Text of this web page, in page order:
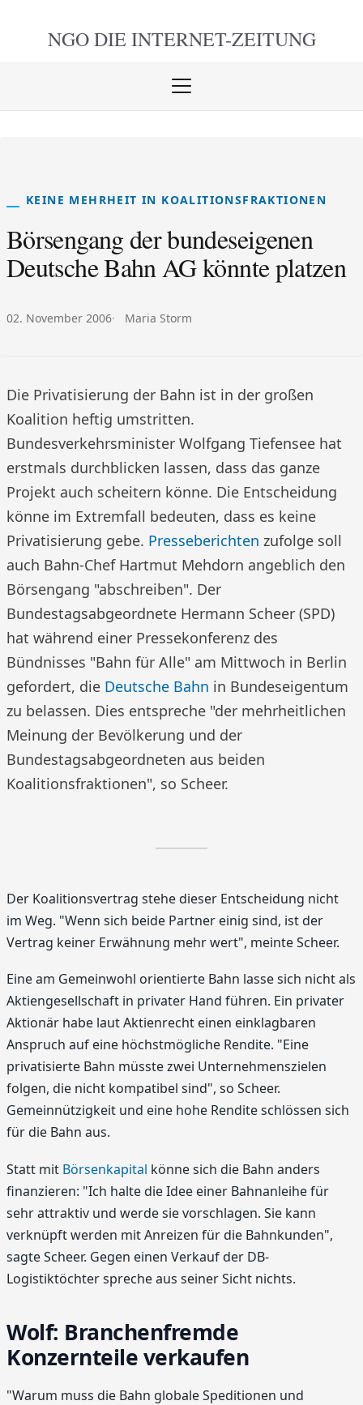
NGO DIE INTERNET-ZEITUNG
Menü
KEINE MEHRHEIT IN KOALITIONSFRAKTIONEN
Börsengang der bundeseigenen
Deutsche Bahn AG könnte platzen
Veröffentlicht am:
02. November 2006 Autor:
Maria Storm
Die Privatisierung der Bahn ist in der großen
Koalition heftig umstritten.
Bundesverkehrsminister Wolfgang Tiefensee hat
erstmals durchblicken lassen, dass das ganze
Projekt auch scheitern könne. Die Entscheidung
könne im Extremfall bedeuten, dass es keine
Privatisierung gebe. Presseberichten zufolge soll
auch Bahn-Chef Hartmut Mehdorn angeblich den
Börsengang "abschreiben". Der
Bundestagsabgeordnete Hermann Scheer (SPD)
hat während einer Pressekonferenz des
Bündnisses "Bahn für Alle" am Mittwoch in Berlin
gefordert, die Deutsche Bahn in Bundeseigentum
zu belassen. Dies entspreche "der mehrheitlichen
Meinung der Bevölkerung und der
Bundestagsabgeordneten aus beiden
Koalitionsfraktionen", so Scheer.
Der Koalitionsvertrag stehe dieser Entscheidung nicht
im Weg. "Wenn sich beide Partner einig sind, ist der
Vertrag keiner Erwähnung mehr wert", meinte Scheer.
Eine am Gemeinwohl orientierte Bahn lasse sich nicht als
Aktiengesellschaft in privater Hand führen. Ein privater
Aktionär habe laut Aktienrecht einen einklagbaren
Anspruch auf eine höchstmögliche Rendite. "Eine
privatisierte Bahn müsste zwei Unternehmenszielen
folgen, die nicht kompatibel sind", so Scheer.
Gemeinnützigkeit und eine hohe Rendite schlössen sich
für die Bahn aus.
Statt mit Börsenkapital könne sich die Bahn anders
finanzieren: "Ich halte die Idee einer Bahnanleihe für
sehr attraktiv und werde sie vorschlagen. Sie kann
verknüpft werden mit Anreizen für die Bahnkunden",
sagte Scheer. Gegen einen Verkauf der DB-
Logistiktöchter spreche aus seiner Sicht nichts.
Wolf: Branchenfremde
Konzernteile verkaufen
"Warum muss die Bahn globale Speditionen und